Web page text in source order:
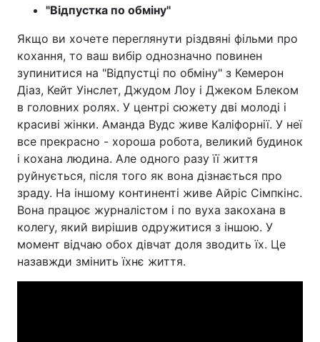
"Відпустка по обміну"
Якщо ви хочете переглянути різдвяні фільми про
кохання, то ваш вибір однозначно повинен
зупинитися на "Відпустці по обміну" з Кемерон
Діаз, Кейт Уінслет, Джудом Лоу і Джеком Блеком
в головних ролях. У центрі сюжету дві молоді і
красиві жінки. Аманда Вудс живе Каліфорнії. У неї
все прекрасно - хороша робота, великий будинок
і кохана людина. Але одного разу її життя
руйнується, після того як вона дізнається про
зраду. На іншому континенті живе Айріс Сімпкінс.
Вона працює журналістом і по вуха закохана в
колегу, який вирішив одружитися з іншою. У
момент відчаю обох дівчат доля зводить їх. Це
назавжди змінить їхнє життя.